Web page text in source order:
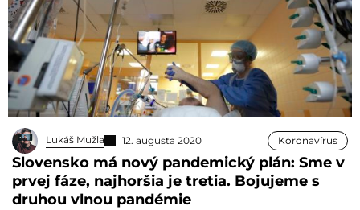
Lukáš Mužla 12. augusta 2020 Koronavírus
Slovensko má nový pandemický plán: Sme v
prvej fáze, najhoršia je tretia. Bojujeme s
druhou vlnou pandémie